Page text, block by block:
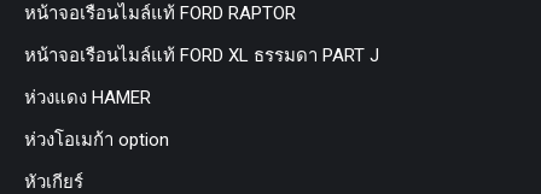
หน้าจอเรือนไมล์แท้ FORD RAPTOR
หน้าจอเรือนไมล์แท้ FORD XL ธรรมดา PART J
ห่วงแดง HAMER
ห่วงโอเมก้า option
หัวเกียร์